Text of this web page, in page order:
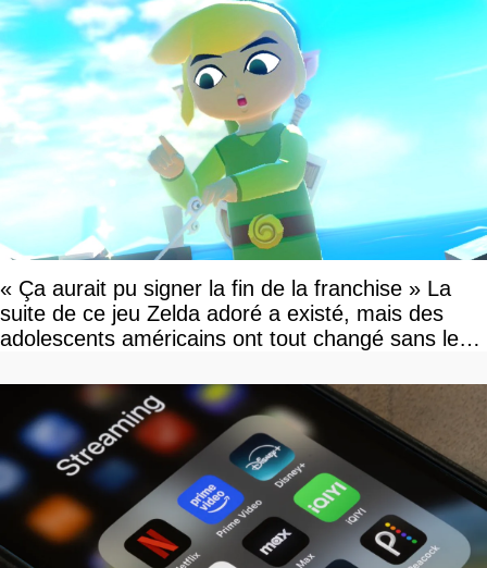
« Ça aurait pu signer la fin de la franchise » La
suite de ce jeu Zelda adoré a existé, mais des
adolescents américains ont tout changé sans le